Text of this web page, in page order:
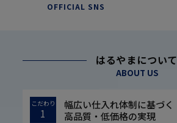
OFFICIAL SNS
はるやまについて
ABOUT US
こだわり
1
幅広い仕入れ体制に基づく
高品質・低価格の実現